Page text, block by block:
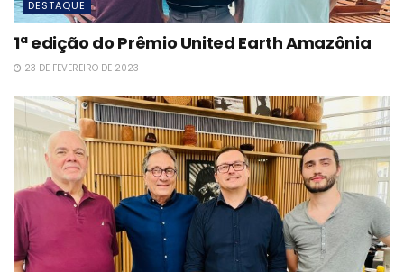
DESTAQUE
1ª edição do Prêmio United Earth Amazônia
23 DE FEVEREIRO DE 2023